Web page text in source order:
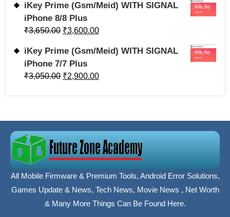
iKey Prime (Gsm/Meid) WITH SIGNAL
iPhone 8/8 Plus
₹3,650.00 ₹3,600.00
iKey Prime (Gsm/Meid) WITH SIGNAL
iPhone 7/7 Plus
₹3,050.00 ₹2,900.00
All Mobile Firmware & Premium Tools, Android Error Solutions,
Games Update & News, Tech News, Movie News , Net Worth
& Many More Things Can Be Found Here.